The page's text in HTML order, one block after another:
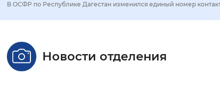
Настройка режима отображения
Стандартный Увеличенный
В ОСФР по Республике Дагестан изменился единый номер
Новости отделения